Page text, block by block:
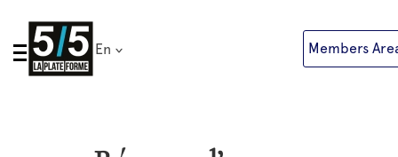
Skip
content
En Members